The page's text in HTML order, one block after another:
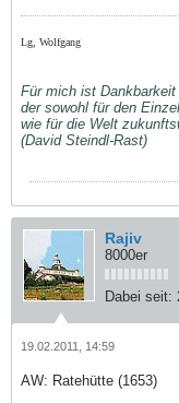
Lg, Wolfgang
Für mich ist Dankbarkeit
der sowohl für den
wie für die Welt
(David Steindl-Rast)
Rajiv
8000er
Dabei seit:
19.02.2011, 14:59
AW: Ratehütte (1653)